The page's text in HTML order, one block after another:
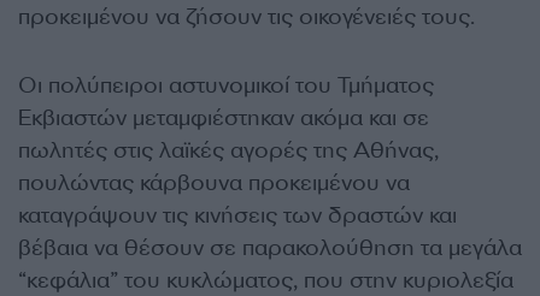
προκειμένου να ζήσουν τις οικογένειές τους.
Οι πολύπειροι αστυνομικοί του Τμήματος
Εκβιαστών μεταμφιέστηκαν ακόμα και σε
πωλητές στις λαϊκές αγορές της Αθήνας,
πουλώντας κάρβουνα προκειμένου να
καταγράψουν τις κινήσεις των δραστών και
βέβαια να θέσουν σε παρακολούθηση τα μεγάλα
“κεφάλια” του κυκλώματος, που στην κυριολεξία